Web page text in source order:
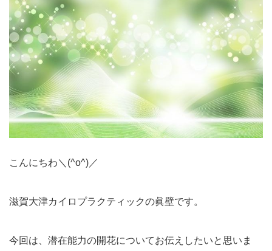
こんにちわ＼(^o^)／
滋賀大津カイロプラクティックの眞壁です。
今回は、潜在能力の開花についてお伝えしたいと思いま